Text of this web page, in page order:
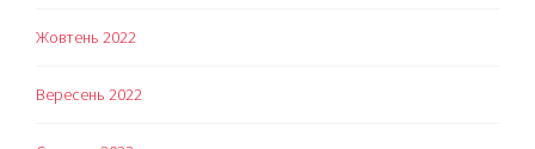
Жовтень 2022
Вересень 2022